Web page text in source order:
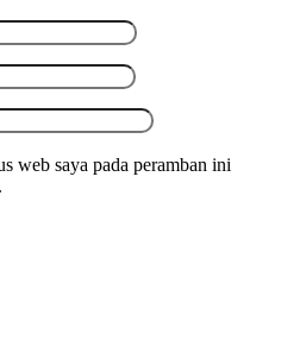
web saya pada peramban ini